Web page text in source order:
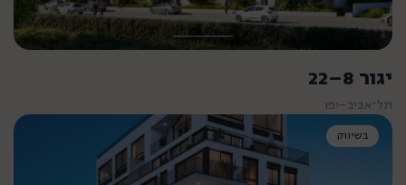
יגור 8–22
תל־אביב–יפו
בשיווק